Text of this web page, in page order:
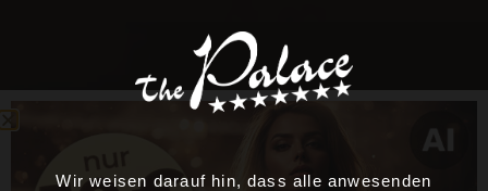
Wir weisen darauf hin, dass alle anwesenden